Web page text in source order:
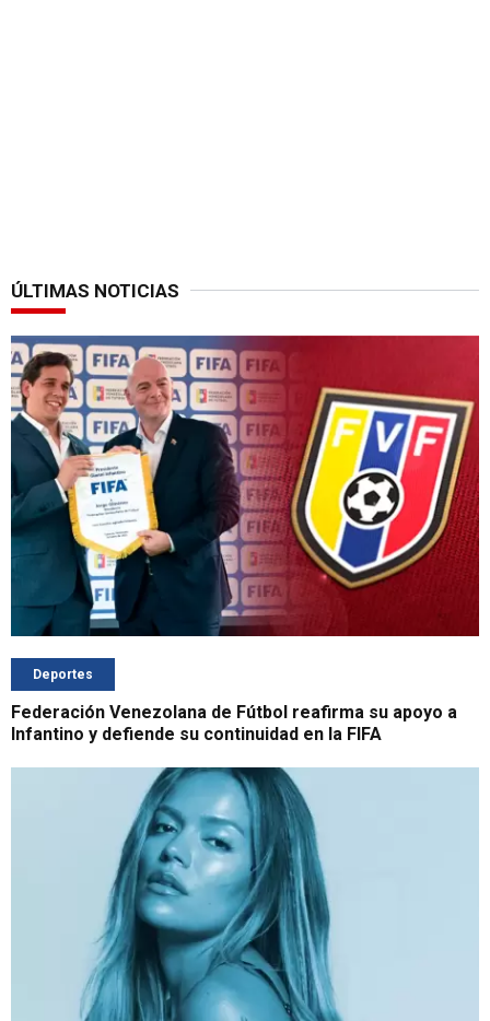
ÚLTIMAS NOTICIAS
Deportes
Federación Venezolana de Fútbol reafirma su apoyo a
Infantino y defiende su continuidad en la FIFA